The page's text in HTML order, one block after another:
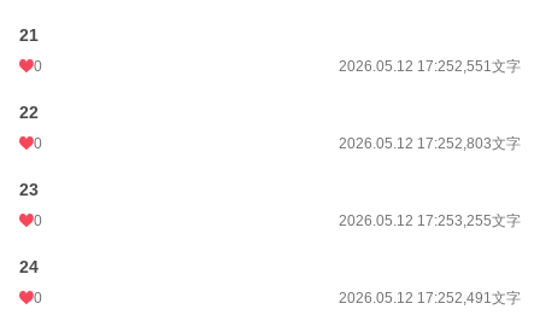
21
0 2026.05.12 17:252,551文字
22
0 2026.05.12 17:252,803文字
23
0 2026.05.12 17:253,255文字
24
0 2026.05.12 17:252,491文字